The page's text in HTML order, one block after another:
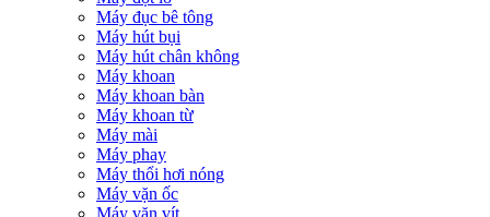
Máy đục bê tông
Máy hút bụi
Máy hút chân không
Máy khoan
Máy khoan bàn
Máy khoan từ
Máy mài
Máy phay
Máy thổi hơi nóng
Máy vặn ốc
Máy vặn vít